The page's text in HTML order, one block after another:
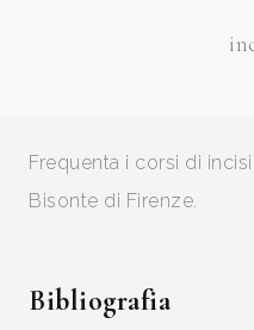
Frequenta i corsi di
Bisonte di Firenze.
Bibliografia